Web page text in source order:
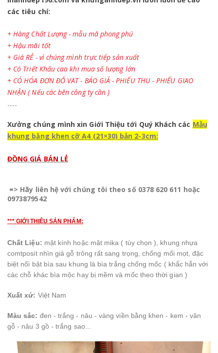
các tiêu chí:
+ Hàng Chất Lượng - mẫu mã phong phú
+ Hậu mãi tốt
+ Giá RẺ - vì chúng mình trực tiếp sản xuất
+ Có Triết Khấu cao khi mua số lượng lớn
+ CÓ HÓA ĐƠN ĐỎ VAT - BÁO GIÁ - PHIẾU THU - PHIẾU GIAO
NHẬN ( Nếu các bên công ty cần )
----
Xưởng chúng mình xin Giới Thiệu tới Quý Khách các Mẫu
khung bằng khen cỡ A4 (21×30) bản 2-3cm:
ĐỒNG GIÁ BÁN LẺ
=> Hãy liên hệ với chúng tôi theo số 0378 620 611 hoặc
0973879542
*** GIỚI THIỆU SẢN PHẨM:
Chất Liệu: mặt kính hoặc mặt mika ( tùy chọn ), khung nhựa
comtposit nhìn giả gỗ trông rất sang trọng, chống mối mọt, đặc
biệt nổi bật bìa sau khung là bìa trắng chống mốc ( khắc hẳn với
các chỗ khác bìa mộc hay bị mềm và mốc theo thời gian )
Xuất xứ: Việt Nam
Màu sắc: đen - trắng - nâu - vàng viền bằng khen - kem - vân
gỗ - nâu 3 gồ - trắng sao...